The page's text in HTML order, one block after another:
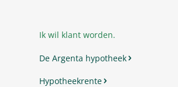
Ik wil klant worden.
De Argenta hypotheek
Hypotheekrente